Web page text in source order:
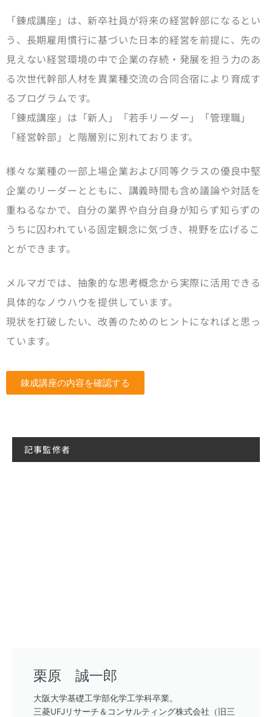
「錬成講座」は、新卒社員が将来の経営幹部になるとい
う、長期雇用慣行に基づいた日本的経営を前提に、先の
見えない経営環境の中で企業の存続・発展を担う力のあ
る次世代幹部人材を異業種交流の合同合宿により育成す
るプログラムです。
「錬成講座」は「新人」「若手リーダー」「管理職」
「経営幹部」と階層別に別れております。
様々な業種の一部上場企業および同等クラスの優良中堅
企業のリーダーとともに、講義時間も含め議論や対話を
重ねるなかで、自分の業界や自分自身が知らず知らずの
うちに囚われている固定観念に気づき、視野を広げるこ
とができます。
メルマガでは、抽象的な思考概念から実際に活用できる
具体的なノウハウを提供しています。
現状を打破したい、改善のためのヒントになればと思っ
ています。
錬成講座の内容を確認する
記事監修者
栗原 誠一郎
大阪大学基礎工学部化学工学科卒業。
三菱UFJリサーチ＆コンサルティング株式会社（旧三